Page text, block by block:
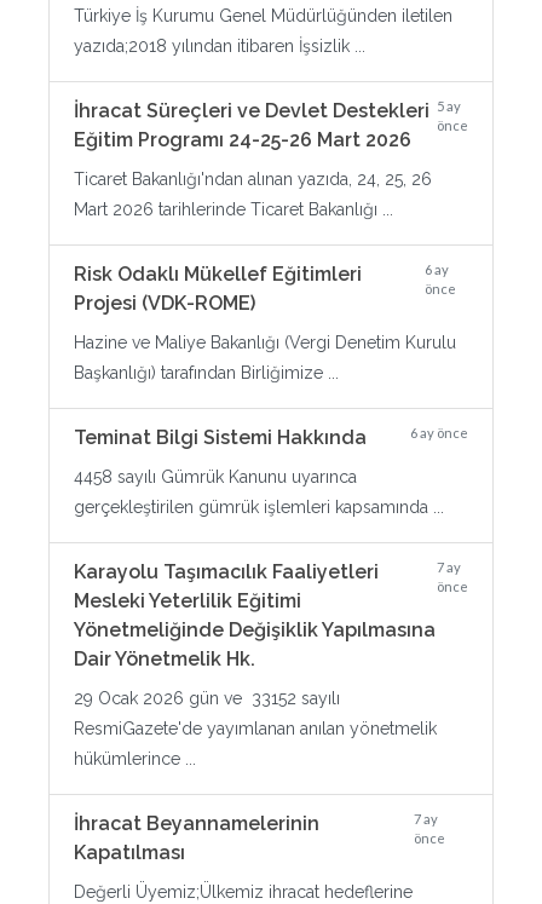
Türkiye İş Kurumu Genel Müdürlüğünden iletilen
yazıda;2018 yılından itibaren İşsizlik ...
İhracat Süreçleri ve Devlet Destekleri
Eğitim Programı 24-25-26 Mart 2026
5 ay
önce
Ticaret Bakanlığı'ndan alınan yazıda, 24, 25, 26
Mart 2026 tarihlerinde Ticaret Bakanlığı ...
Risk Odaklı Mükellef Eğitimleri
Projesi (VDK-ROME)
6 ay
önce
Hazine ve Maliye Bakanlığı (Vergi Denetim Kurulu
Başkanlığı) tarafından Birliğimize ...
Teminat Bilgi Sistemi Hakkında 6 ay önce
4458 sayılı Gümrük Kanunu uyarınca
gerçekleştirilen gümrük işlemleri kapsamında ...
Karayolu Taşımacılık Faaliyetleri
Mesleki Yeterlilik Eğitimi
Yönetmeliğinde Değişiklik Yapılmasına
Dair Yönetmelik Hk.
7 ay
önce
29 Ocak 2026 gün ve 33152 sayılı
ResmiGazete'de yayımlanan anılan yönetmelik
hükümlerince ...
İhracat Beyannamelerinin
Kapatılması
7 ay
önce
Değerli Üyemiz;Ülkemiz ihracat hedeflerine